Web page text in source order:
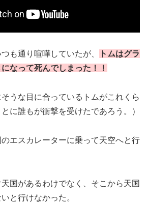
も通り喧嘩していたが、
トムはグラ
なって死んでしまった！！
うな目に合っているトムがこれくら
に誰もが衝撃を受けたであろう。）
のエスカレーターに乗って天空へと行
国があるわけでなく、そこから天国
と行けなかった。